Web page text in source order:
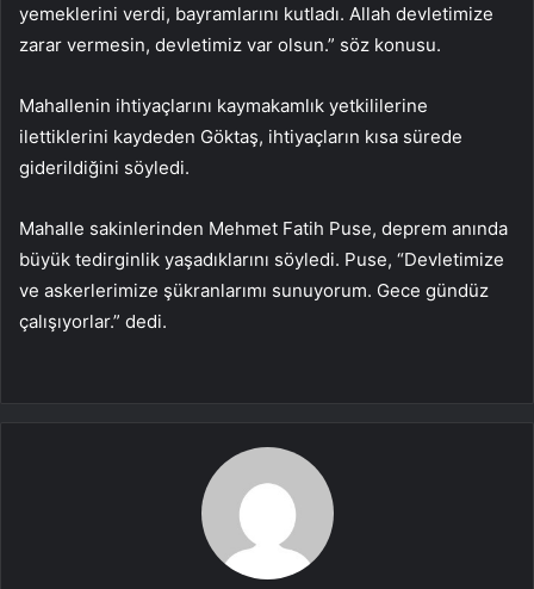
yemeklerini verdi, bayramlarını kutladı. Allah devletimize
zarar vermesin, devletimiz var olsun.” söz konusu.
Mahallenin ihtiyaçlarını kaymakamlık yetkililerine
ilettiklerini kaydeden Göktaş, ihtiyaçların kısa sürede
giderildiğini söyledi.
Mahalle sakinlerinden Mehmet Fatih Puse, deprem anında
büyük tedirginlik yaşadıklarını söyledi. Puse, “Devletimize
ve askerlerimize şükranlarımı sunuyorum. Gece gündüz
çalışıyorlar.” dedi.